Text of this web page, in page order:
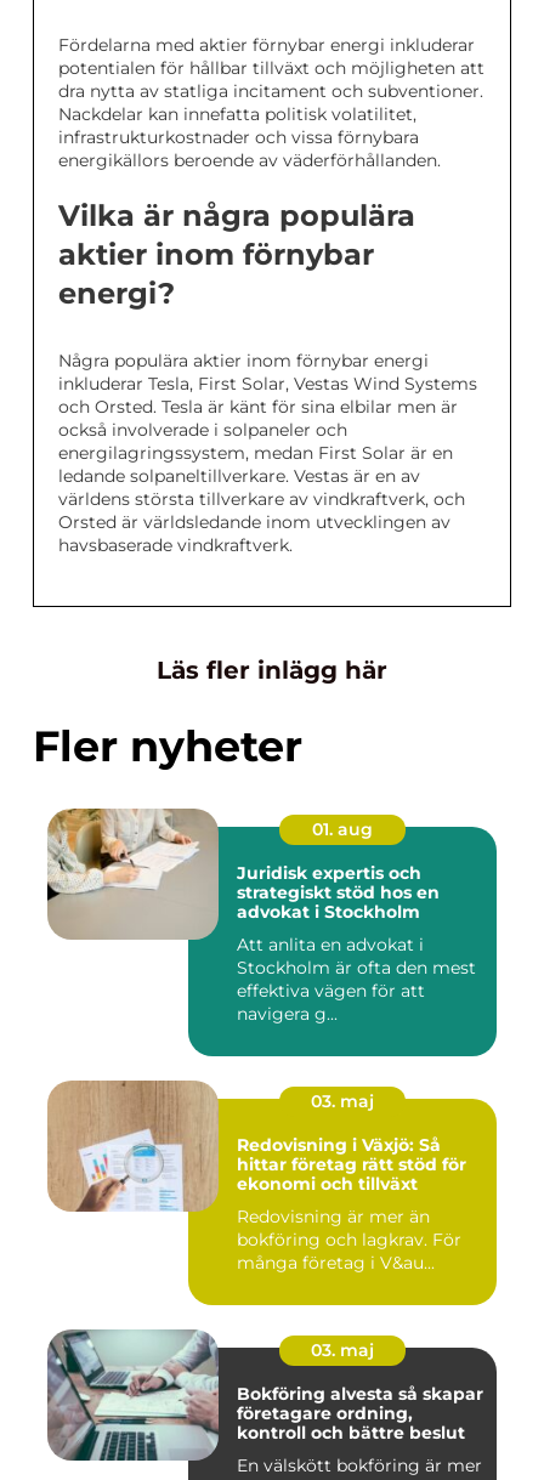
Fördelarna med aktier förnybar energi inkluderar
potentialen för hållbar tillväxt och möjligheten att
dra nytta av statliga incitament och subventioner.
Nackdelar kan innefatta politisk volatilitet,
infrastrukturkostnader och vissa förnybara
energikällors beroende av väderförhållanden.
Vilka är några populära
aktier inom förnybar
energi?
Några populära aktier inom förnybar energi
inkluderar Tesla, First Solar, Vestas Wind Systems
och Orsted. Tesla är känt för sina elbilar men är
också involverade i solpaneler och
energilagringssystem, medan First Solar är en
ledande solpaneltillverkare. Vestas är en av
världens största tillverkare av vindkraftverk, och
Orsted är världsledande inom utvecklingen av
havsbaserade vindkraftverk.
Läs fler inlägg här
Fler nyheter
01. aug
Juridisk expertis och
strategiskt stöd hos en
advokat i Stockholm
Att anlita en advokat i
Stockholm är ofta den mest
effektiva vägen för att
navigera g...
03. maj
Redovisning i Växjö: Så
hittar företag rätt stöd för
ekonomi och tillväxt
Redovisning är mer än
bokföring och lagkrav. För
många företag i V&au...
03. maj
Bokföring alvesta så skapar
företagare ordning,
kontroll och bättre beslut
En välskött bokföring är mer